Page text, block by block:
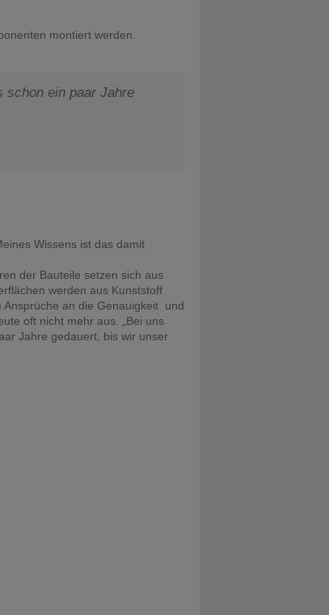
montiert werden.
schon ein paar Jahre
Wissens ist das damit
der Bauteile setzen sich aus
werden aus Kunststoff
an die Genauigkeit und
oft nicht mehr aus. „Bei uns
Jahre gedauert, bis wir unser